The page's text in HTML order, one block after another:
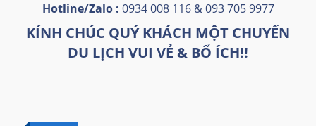
Hotline/Zalo : 0934 008 116 & 093 705 9977
KÍNH CHÚC QUÝ KHÁCH MỘT CHUYẾN
DU LỊCH VUI VẺ & BỔ ÍCH!!